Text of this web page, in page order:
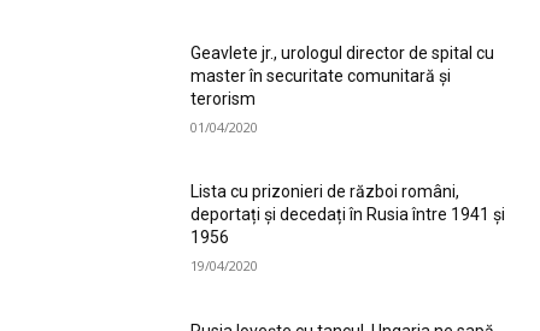
Geavlete jr., urologul director de spital cu
master în securitate comunitară și
terorism
01/04/2020
Lista cu prizonieri de război români,
deportați și decedați în Rusia între 1941 și
1956
19/04/2020